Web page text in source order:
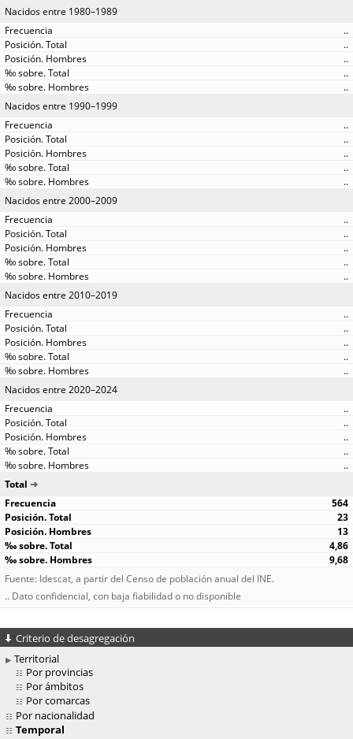
Nacidos entre 1980–1989
..
..
..
..
..
Nacidos entre 1990–1999
..
..
..
..
..
Nacidos entre 2000–2009
..
..
..
..
..
Nacidos entre 2010–2019
..
..
..
..
..
Nacidos entre 2020–2024
..
..
..
..
..
Total
564
23
13
4,86
9,68
Fuente: Idescat, a partir del Censo de población anual del INE.
.. Dato confidencial, con baja fiabilidad o no disponible
Criterio de desagregación
Territorial
Por provincias
Por ámbitos
Por comarcas
Por nacionalidad
Temporal